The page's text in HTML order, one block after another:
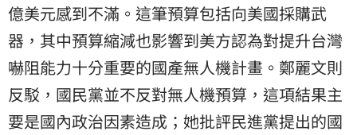
億美元感到不滿。這筆預算包括向美國採購武
器，其中預算縮減也影響到美方認為對提升台灣
嚇阻能力十分重要的國產無人機計畫。鄭麗文則
反駁，國民黨並不反對無人機預算，這項結果主
要是國內政治因素造成；她批評民進黨提出的國